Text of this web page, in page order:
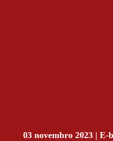
03 novembro 2023| E-